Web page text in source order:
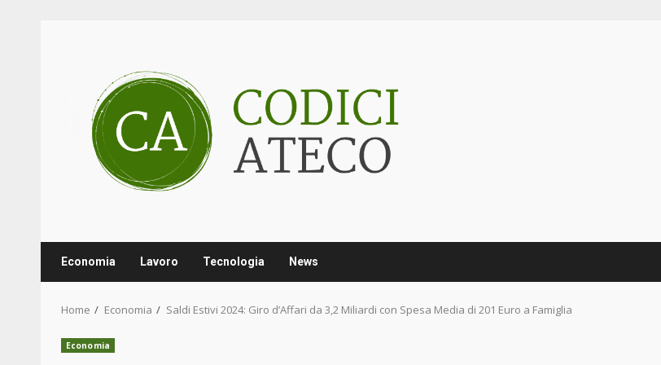
Economia Lavoro Tecnologia News
Home Economia Saldi Estivi 2024: Giro d’Affari da 3,2 Miliardi con Spesa Media di 201 Euro a Famiglia
Economia